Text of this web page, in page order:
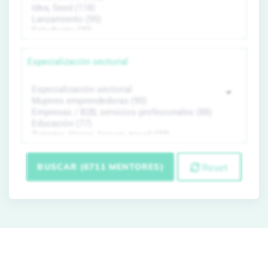
Especialización sectorial
BUSCAR (6711 MENTORES) Reset